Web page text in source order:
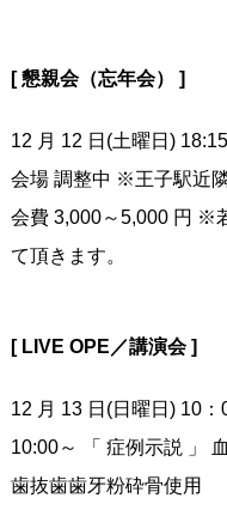
[ 懇親会（忘年会） ]
12 月 12 日(土曜日)
会場 調整中 ※王子駅近
会費 3,000～5,000 円 ※
て頂きます。
[ LIVE OPE／講演会 ]
12 月 13 日(日曜日) 10
10:00～ 「 症例示説 」
歯抜歯歯牙粉砕骨使用